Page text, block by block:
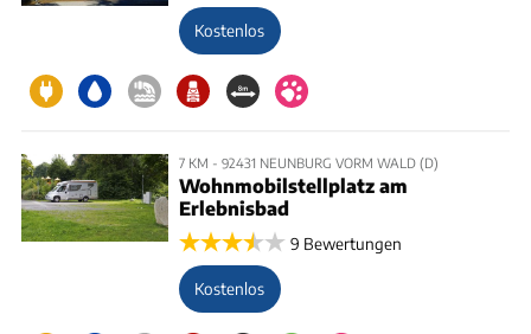
Kostenlos
7 KM - 92431 NEUNBURG VORM WALD (D)
Wohnmobilstellplatz am
Erlebnisbad
9 Bewertungen
Kostenlos